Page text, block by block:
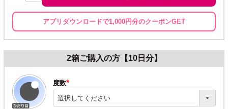
アプリダウンロードで1,000円分のクーポンGET
2箱ご購入の方【10日分】
度数
(必
須)